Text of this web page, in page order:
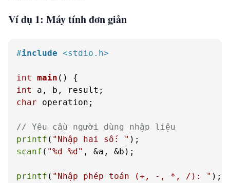
Ví dụ 1: Máy tính đơn giản
#include <stdio.h>
int main ()
int
char operation;
// Yêu cầu người dùng nhập liệu
printf ( "Nhập hai số: "
scanf ( "%d %d" , &a, &b);
printf ( "Nhập phép toán (+, -, *, /): "